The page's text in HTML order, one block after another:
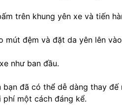
trên khung yên xe và tiến
mút đệm và đặt da yên lên
như ban đầu.
đã có thể dễ dàng thay
một cách đáng kể.